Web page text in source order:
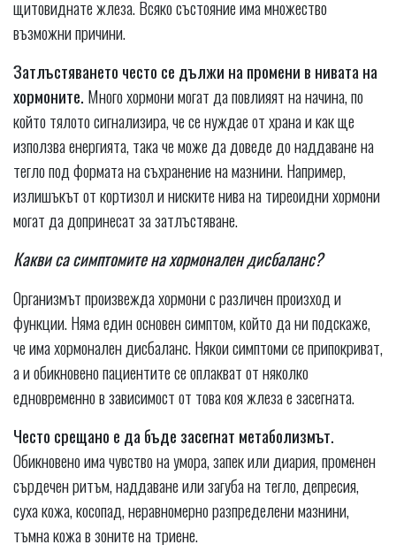
щитовиднате жлеза. Всяко състояние има множество
възможни причини.
Затлъстяването често се дължи на промени в нивата на
хормоните. Много хормони могат да повлияят на начина, по
който тялото сигнализира, че се нуждае от храна и как ще
използва енергията, така че може да доведе до наддаване на
тегло под формата на съхранение на мазнини. Например,
излишъкът от кортизол и ниските нива на тиреоидни хормони
могат да допринесат за затлъстяване.
Какви са симптомите на хормонален дисбаланс?
Организмът произвежда хормони с различен произход и
функции. Няма един основен симптом, който да ни подскаже,
че има хормонален дисбаланс. Някои симптоми се припокриват,
а и обикновено пациентите се оплакват от няколко
едновременно в зависимост от това коя жлеза е засегната.
Често срещано е да бъде засегнат метаболизмът.
Обикновено има чувство на умора, запек или диария, променен
сърдечен ритъм, наддаване или загуба на тегло, депресия,
суха кожа, косопад, неравномерно разпределени мазнини,
тъмна кожа в зоните на триене.